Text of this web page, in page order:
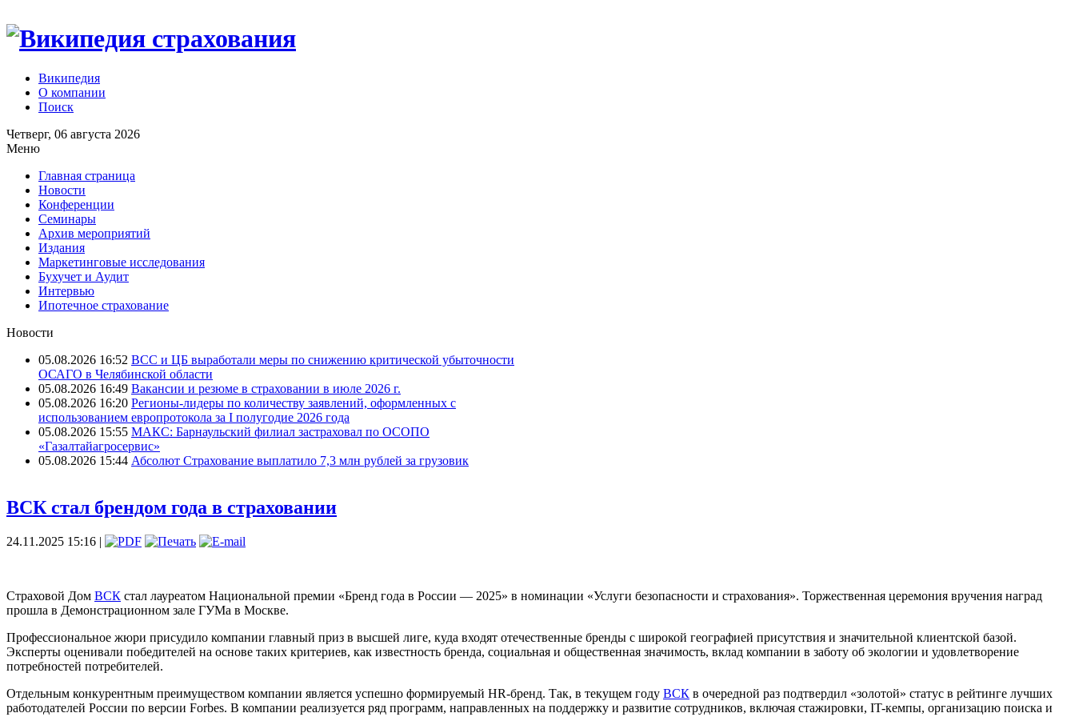
Википедия
О компании
Поиск
Четверг, 06 августа 2026
Меню
Главная страница
Новости
Конференции
Семинары
Архив мероприятий
Издания
Маркетинговые исследования
Бухучет и Аудит
Интервью
Ипотечное страхование
Новости
05.08.2026 16:52 ВСС и ЦБ выработали меры по снижению критической убыточности
ОСАГО в Челябинской области
05.08.2026 16:49 Вакансии и резюме в страховании в июле 2026 г.
05.08.2026 16:20 Регионы-лидеры по количеству заявлений, оформленных с
использованием европротокола за I полугодие 2026 года
05.08.2026 15:55 МАКС: Барнаульский филиал застраховал по ОСОПО
«Газалтайагросервис»
05.08.2026 15:44 Абсолют Страхование выплатило 7,3 млн рублей за грузовик
ВСК стал брендом года в страховании
24.11.2025 15:16 |
Страховой Дом ВСК стал лауреатом Национальной премии «Бренд года в России — 2025» в номинации «Услуги безопасности и страхования». Торжественная церемония вручения наград
прошла в Демонстрационном зале ГУМа в Москве.
Профессиональное жюри присудило компании главный приз в высшей лиге, куда входят отечественные бренды с широкой географией присутствия и значительной клиентской базой.
Эксперты оценивали победителей на основе таких критериев, как известность бренда, социальная и общественная значимость, вклад компании в заботу об экологии и удовлетворение
потребностей потребителей.
Отдельным конкурентным преимуществом компании является успешно формируемый HR-бренд. Так, в текущем году ВСК в очередной раз подтвердил «золотой» статус в рейтинге лучших
работодателей России по версии Forbes. В компании реализуется ряд программ, направленных на поддержку и развитие сотрудников, включая стажировки, IT-кемпы, организацию поиска и